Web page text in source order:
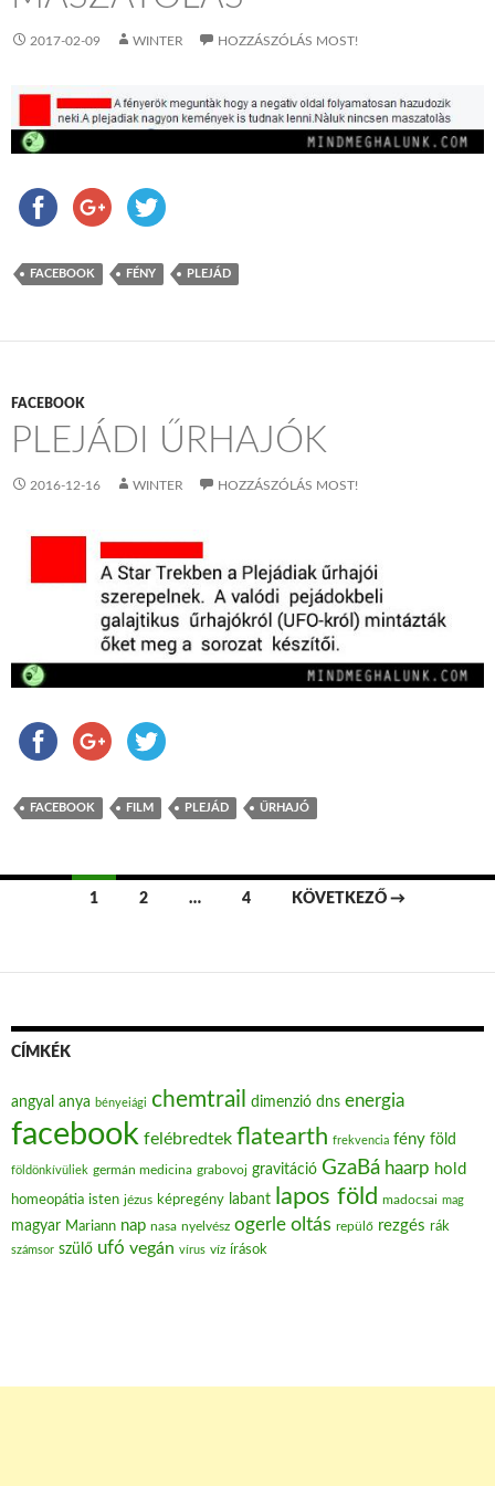
2017-02-09 WINTER HOZZÁSZÓLÁS MOST!
FACEBOOK FÉNY PLEJÁD
FACEBOOK
PLEJÁDI ŰRHAJÓK
2016-12-16 WINTER HOZZÁSZÓLÁS MOST!
FACEBOOK FILM PLEJÁD ŰRHAJÓ
1 2 … 4 KÖVETKEZŐ →
CÍMKÉK
angyal anya bényeiági chemtrail dimenzió dns energia
facebook felébredtek flatearth frekvencia fény föld
földönkívüliek germán medicina grabovoj gravitáció GzaBá haarp hold
homeopátia isten jézus képregény labant lapos föld madocsai mag
magyar Mariann nap nasa nyelvész ogerle oltás repülő rezgés rák
számsor szülő ufó vegán vírus víz írások